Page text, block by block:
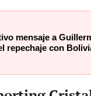
mensaje a
repechaje con